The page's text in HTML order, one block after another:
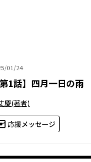
01/24
年01月24日
第1話】 四月一日の雨
慶(著者)
応援メッセージ